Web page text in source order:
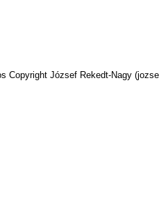
Copyright József Rekedt-Nagy